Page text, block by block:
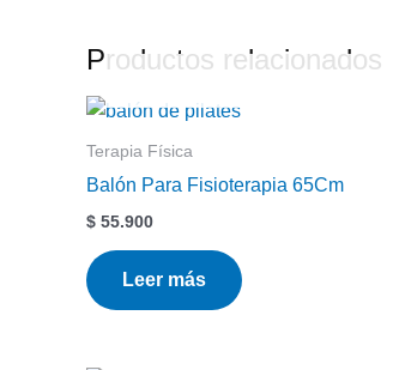
Productos relacionados
Terapia Física
Balón Para Fisioterapia 65Cm
$ 55.900
Leer más